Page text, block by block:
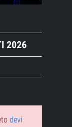
2026
devi